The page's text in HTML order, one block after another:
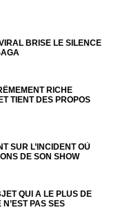
BRISE LE SILENCE
RICHE
TIENT DES PROPOS
SUR L’INCIDENT OÙ
DE SON SHOW
QUI A LE PLUS DE
PAS SES